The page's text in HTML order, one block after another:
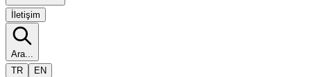
İletişim
Ara...
TR
EN